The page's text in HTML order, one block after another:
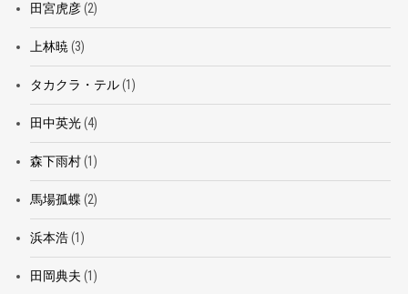
田宮虎彦(2)
上林暁(3)
タカクラ・テル(1)
田中英光(4)
森下雨村(1)
馬場孤蝶 (2)
浜本浩(1)
田岡典夫 (1)